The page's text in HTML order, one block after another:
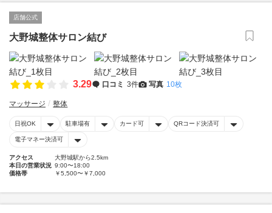
店舗公式
大野城整体サロン結び
3.29 口コミ 3件 写真 10枚
マッサージ 整体
日祝OK 駐車場有 カード可 QRコード決済可
電子マネー決済可
アクセス
大野城駅から2.5km
本日の営業状況 9:00〜18:00
価格帯
￥5,500〜￥7,000